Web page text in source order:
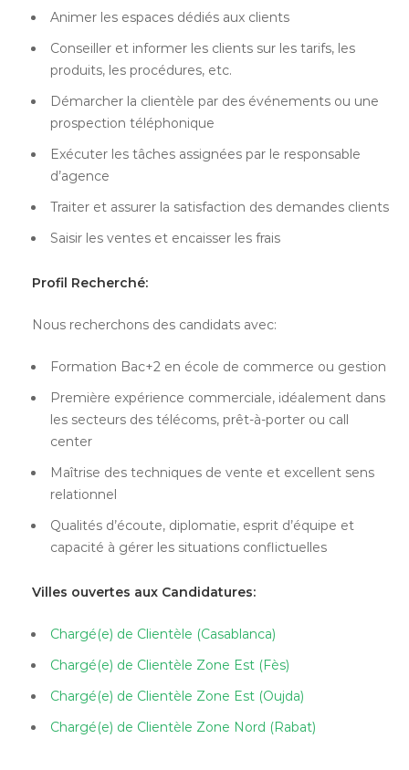
Animer les espaces dédiés aux clients
Conseiller et informer les clients sur les tarifs, les
produits, les procédures, etc.
Démarcher la clientèle par des événements ou une
prospection téléphonique
Exécuter les tâches assignées par le responsable
d’agence
Traiter et assurer la satisfaction des demandes clients
Saisir les ventes et encaisser les frais
Profil Recherché:
Nous recherchons des candidats avec:
Formation Bac+2 en école de commerce ou gestion
Première expérience commerciale, idéalement dans
les secteurs des télécoms, prêt-à-porter ou call
center
Maîtrise des techniques de vente et excellent sens
relationnel
Qualités d’écoute, diplomatie, esprit d’équipe et
capacité à gérer les situations conflictuelles
Villes ouvertes aux Candidatures:
Chargé(e) de Clientèle (Casablanca)
Chargé(e) de Clientèle Zone Est (Fès)
Chargé(e) de Clientèle Zone Est (Oujda)
Chargé(e) de Clientèle Zone Nord (Rabat)